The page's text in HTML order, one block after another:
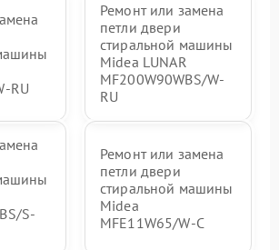
RU
Ремонт или замена
петли двери
стиральной машины
Midea LUNAR
MF200W90WBS/W-
RU
S-
Ремонт или замена
петли двери
стиральной машины
Midea
MFE11W65/W-C